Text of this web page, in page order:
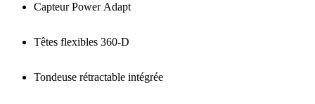
Capteur Power Adapt
Têtes flexibles 360-D
Tondeuse rétractable intégrée